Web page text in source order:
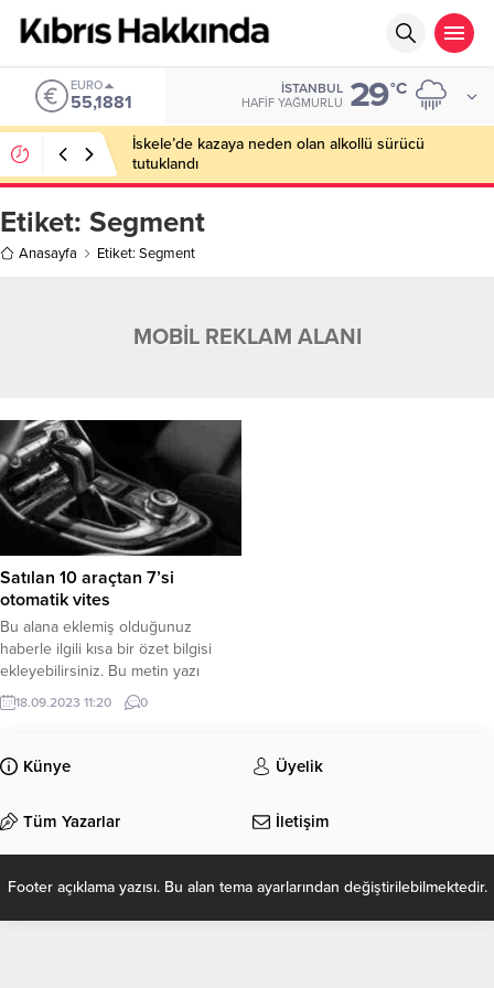
EURO
55,1881
İSTANBUL
HAFIF YAĞMURLU 29°C
İskele’de kazaya neden olan alkollü sürücü
tutuklandı
Etiket: Segment
Anasayfa Etiket: Segment
MOBİL REKLAM ALANI
Satılan 10 araçtan 7’si
otomatik vites
Bu alana eklemiş olduğunuz
haberle ilgili kısa bir özet bilgisi
ekleyebilirsiniz. Bu metin yazı
düzenleme sayfasında “Özet”
bölümünden eklenebilir. Özet
olarak bu şekilde gösterilir,
eklenmemişse bu alan boş kalır.
18.09.2023 11:20 0
Künye Üyelik
Tüm Yazarlar İletişim
Footer açıklama yazısı. Bu alan tema ayarlarından değiştirilebilmektedir.